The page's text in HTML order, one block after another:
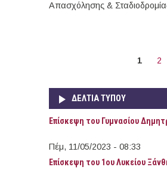
Απασχόλησης &
1 2
ΔΕΛΤΙΑ ΤΥΠΟΥ
Επίσκεψη του Γυμνασίου
Πέμ, 11/05/2023 - 08:33
Επίσκεψη του 1ου Λυκείου